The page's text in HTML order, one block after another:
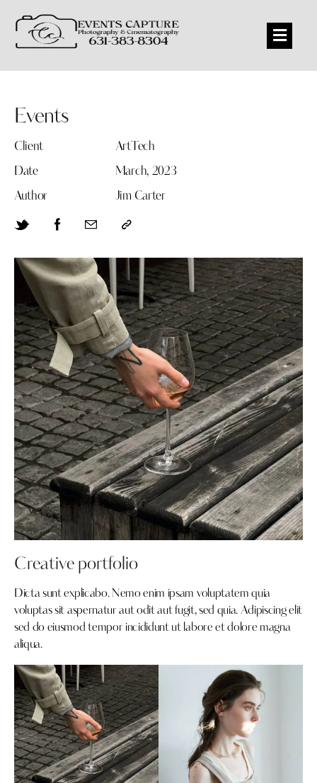
Events
Client ArtTech
Date March, 2023
Author Jim Carter
Creative portfolio
Dicta sunt explicabo. Nemo enim ipsam voluptatem quia
voluptas sit aspernatur aut odit aut fugit, sed quia. Adipiscing elit
sed do eiusmod tempor incididunt ut labore et dolore magna
aliqua.